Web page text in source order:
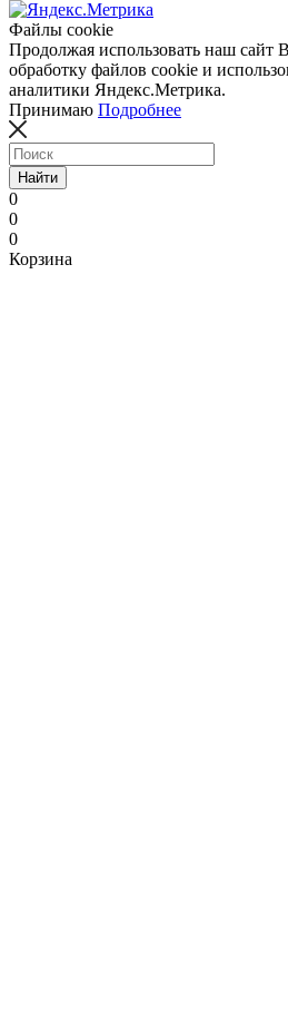
Файлы cookie
Продолжая использовать наш сайт
обработку файлов cookie и
аналитики Яндекс.Метрика.
Принимаю Подробнее
Найти
0
0
0
Корзина